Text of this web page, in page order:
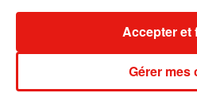
Publié : 16 mai 2018 à
Gérer mes
Accepter et